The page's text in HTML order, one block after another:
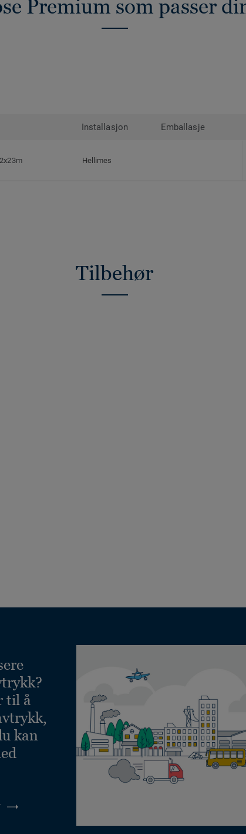
Premium som passer
Installasjon Emballasje
Hellimes
Tilbehør
til å
kan